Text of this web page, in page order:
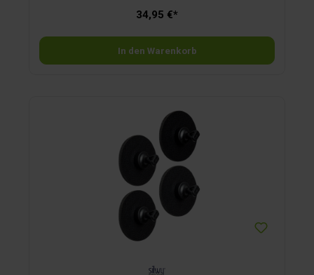
34,95 €*
In den Warenkorb